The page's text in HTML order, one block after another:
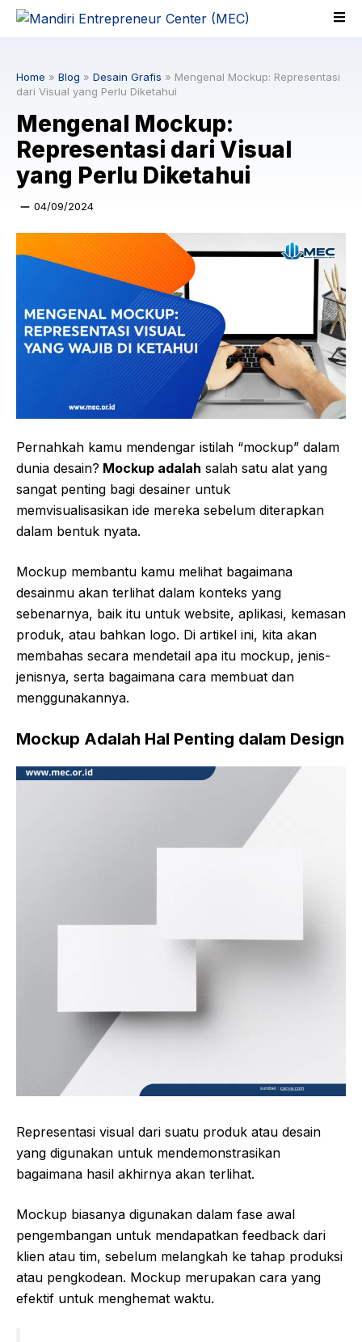
Skip
Home » Blog » Desain Grafis » Mengenal Mockup: Representasi
dari Visual yang Perlu Diketahui
Mengenal Mockup:
Representasi dari Visual
yang Perlu Diketahui
04/09/2024
Pernahkah kamu mendengar istilah “mockup” dalam
dunia desain? Mockup adalah salah satu alat yang
sangat penting bagi desainer untuk
memvisualisasikan ide mereka sebelum diterapkan
dalam bentuk nyata.
Mockup membantu kamu melihat bagaimana
desainmu akan terlihat dalam konteks yang
sebenarnya, baik itu untuk website, aplikasi, kemasan
produk, atau bahkan logo. Di artikel ini, kita akan
membahas secara mendetail apa itu mockup, jenis-
jenisnya, serta bagaimana cara membuat dan
menggunakannya.
Mockup Adalah Hal Penting dalam Design
Representasi visual dari suatu produk atau desain
yang digunakan untuk mendemonstrasikan
bagaimana hasil akhirnya akan terlihat.
Mockup biasanya digunakan dalam fase awal
pengembangan untuk mendapatkan feedback dari
klien atau tim, sebelum melangkah ke tahap produksi
atau pengkodean. Mockup merupakan cara yang
efektif untuk menghemat waktu.